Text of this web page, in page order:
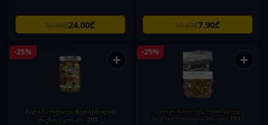
32.00₾24.00₾ 10.50₾7.90₾
-25% +
მადამა ოლივა-ზეთისხილის
მიქსი უკურკო. 290 გ
-25% +
ანტიკო-სანელებლების ნარევი
ნივრით,ზეთით და წიწაკით.100გ